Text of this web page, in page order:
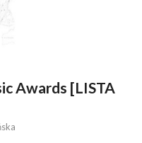
Awards [LISTA